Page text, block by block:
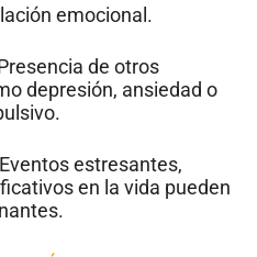
emocional.
de otros
depresión, ansiedad o
estresantes,
en la vida pueden